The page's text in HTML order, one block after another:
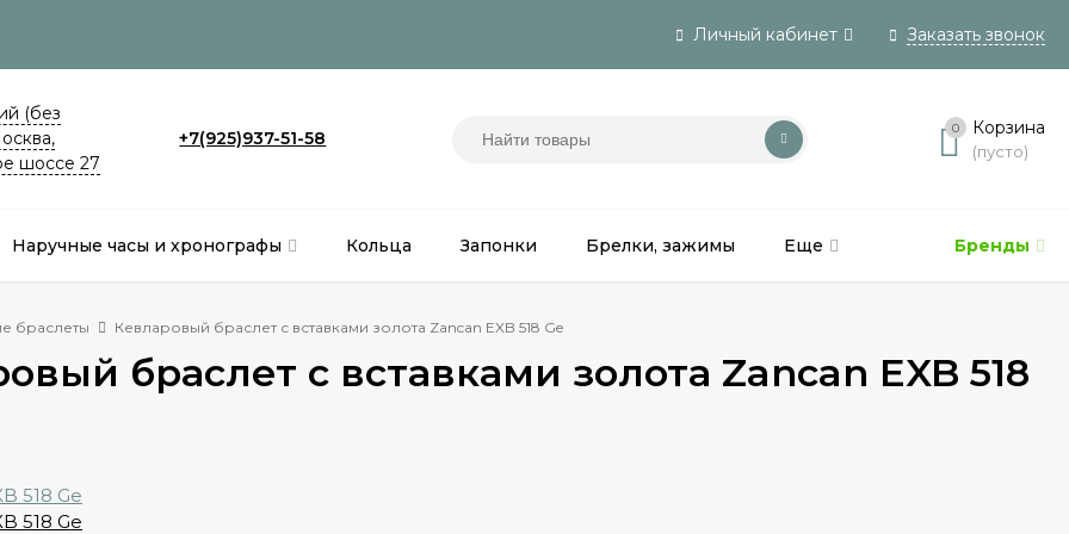
Личный кабинет Заказать звонок
(без
шоссе 27
+7(925)937-51-58 0 Корзина
(пусто)
Бренды
Наручные часы и хронографы Кольца Запонки Брелки, зажимы Еще
браслеты Кевларовый браслет с вставками золота Zancan EXB 518 Ge
браслет с вставками золота Zancan EXB 518